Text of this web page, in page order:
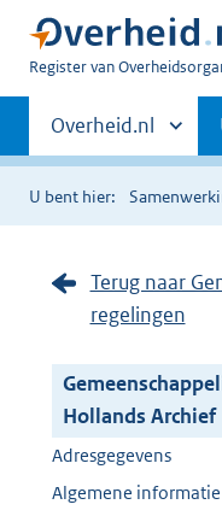
U
Register van
Primaire
navigatie
Andere
sites
binnen
Overheid.nl
U bent hier:
Terug naar
regelingen
Hollands Archief
Adresgegevens
Algemene informatie